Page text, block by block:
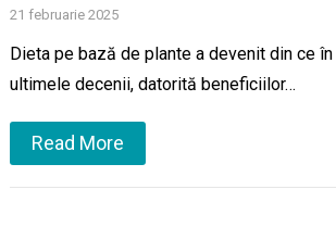
21 februarie 2025
Dieta pe bază de plante a devenit din ce
ultimele decenii, datorită beneficiilor…
Read More